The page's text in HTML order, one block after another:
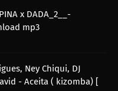
x DADA_2__-
mp3
Ney Chiqui, DJ
- Aceita ( kizomba) [